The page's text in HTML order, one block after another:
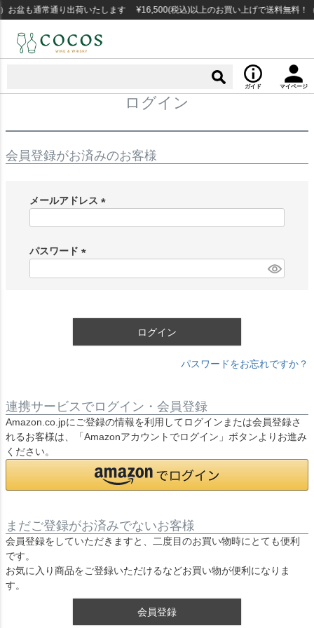
盆も通常通り出荷いたします ¥16,500(税込)以上のお買い上げで送料無料！
ガイド マイページ
ログイン
会員登録がお済みのお客様
メールアドレス
)
パスワード
ログイン
パスワードをお忘れですか？
連携サービスでログイン・会員登録
Amazon.co.jpにご登録の情報を利用してログインまたは会員登録さ
れるお客様は、「Amazonアカウントでログイン」ボタンよりお進み
ください。
まだご登録がお済みでないお客様
会員登録をしていただきますと、二度目のお買い物時にとても便利
です。
お気に入り商品をご登録いただけるなどお買い物が便利になりま
す。
会員登録